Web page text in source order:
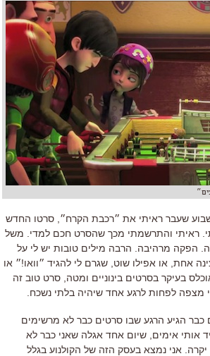
שעבר ראיתי את ״רכבת הקרח״, סרטו החדש
ראיתי והתרשמתי מכך שהסרט חכם למדי. משל
הפקה מרהיבה. הרבה מילים טובות יש לי על
אחת, או אפילו שוט, שגרם לי להגיד ״וואו!״ או
בעיקר בסרטים בינוניים ומטה, סרט טוב זה
מצפה לפחות לרגע אחד שיהיה בלתי נשכח.
כבר הגיע הרגע שבו סרטים כבר לא מרשימים
אותי אימים, שיום אחד אגלה שאני כבר לא
אני נמצא בעסק הזה של הקולנוע בגלל